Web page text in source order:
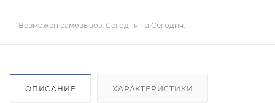
Возможен самовывоз, Сегодня на Сегодня.
ОПИСАНИЕ ХАРАКТЕРИСТИКИ